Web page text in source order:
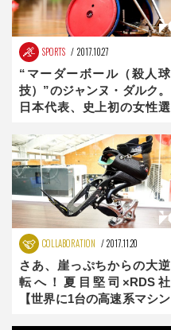
SPORTS 2017.10.27
“マーダーボール（殺人球
技）”のジャンヌ・ダルク。
日本代表、史上初の女性選
Heroes】後編
COLLABORATION 2017.11.20
さあ、崖っぷちからの大逆
転へ！夏目堅司×RDS社
【世界に1台の高速系マシン